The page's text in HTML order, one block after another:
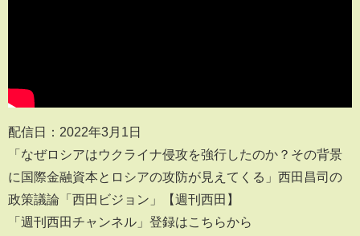
配信日：2022年3月1日
「なぜロシアはウクライナ侵攻を強行したのか？その背景
に国際金融資本とロシアの攻防が見えてくる」西田昌司の
政策議論「西田ビジョン」【週刊西田】
「週刊西田チャンネル」登録はこちらから